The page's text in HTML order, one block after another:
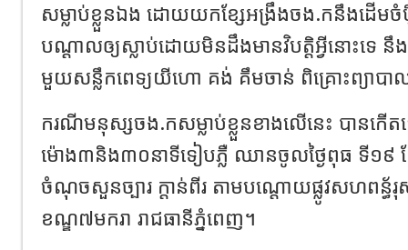
សម្លាប់ខ្លួនឯង ដោយយកខ្សែអង្រឹងចង.កនឹងដើមចំប៉ី
បណ្ដាលឲ្យស្លាប់ដោយមិនដឹងមានវិបត្តិអ្វីនោះទេ
មួយសន្លឹកពេទ្យយីហោ គង់ គឹមចាន់ ពិគ្រោះព្យាប
ករណីមនុស្សចង.កសម្លាប់ខ្លួនខាងលើនេះ បានកើ
ម៉ោង៣និង៣០នាទីទៀបភ្លឺ ឈានចូលថ្ងៃពុធ ទី១៩ ខ
ចំណុចសួនច្បារ ក្តាន់ពីរ តាមបណ្តោយផ្លូវសហពន្ធ័រុស្
ខណ្ឌ៧មករា រាជធានីភ្នំពេញ។